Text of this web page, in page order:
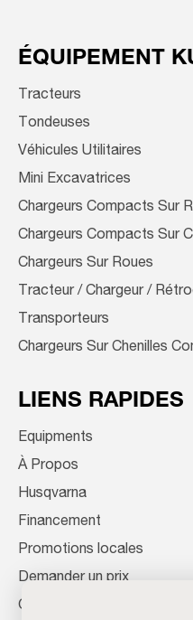
ÉQUIPEMENT
Tracteurs
Tondeuses
Véhicules Utilitaires
Mini Excavatrices
Chargeurs Compacts Sur
Chargeurs Compacts Sur
Chargeurs Sur Roues
Tracteur / Chargeur /
Transporteurs
Chargeurs Sur Chenilles
LIENS RAPIDES
Equipments
À Propos
Husqvarna
Financement
Promotions locales
Demander un prix
Offres Kubota